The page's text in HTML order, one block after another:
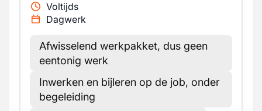
Voltijds
Dagwerk
Afwisselend werkpakket, dus geen
eentonig werk
Inwerken en bijleren op de job, onder
begeleiding